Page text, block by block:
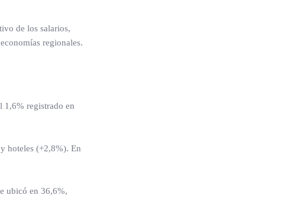
de los salarios,
regionales.
registrado en
hoteles (+2,8%). En
ubicó en 36,6%,